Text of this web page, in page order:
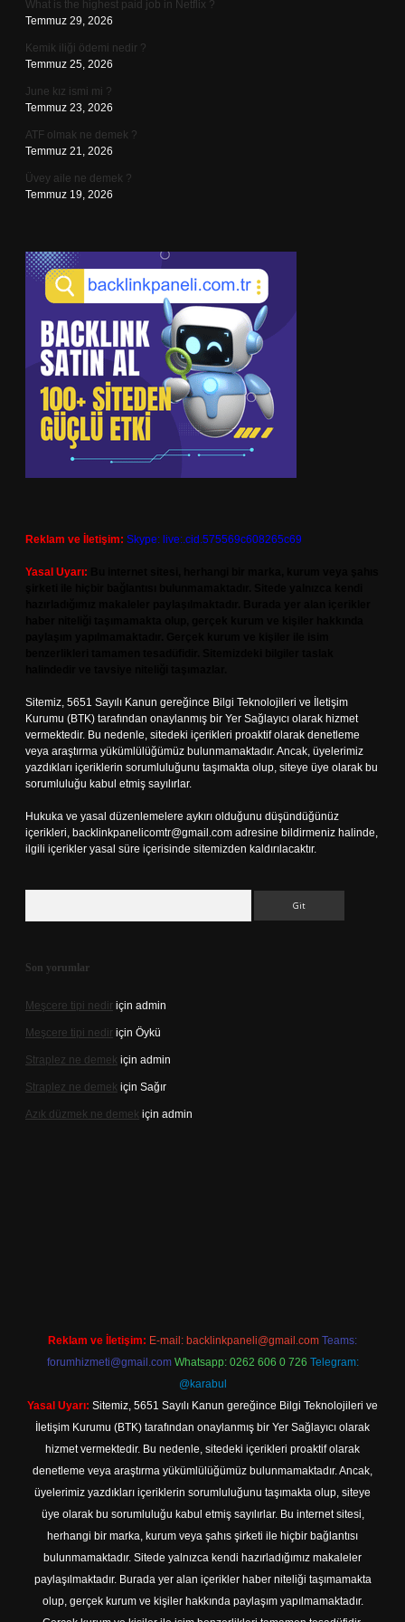
What is the highest paid job in Netflix ?
Temmuz 29, 2026
Kemik iliği ödemi nedir ?
Temmuz 25, 2026
June kız ismi mi ?
Temmuz 23, 2026
ATF olmak ne demek ?
Temmuz 21, 2026
Üvey aile ne demek ?
Temmuz 19, 2026
Reklam ve İletişim: Skype: live:.cid.575569c608265c69
Yasal Uyarı:
Sitemiz, 5651 Sayılı Kanun gereğince Bilgi Teknolojileri ve İletişim
Kurumu (BTK) tarafından onaylanmış bir Yer Sağlayıcı olarak hizmet
vermektedir. Bu nedenle, sitedeki içerikleri proaktif olarak denetleme
veya araştırma yükümlülüğümüz bulunmamaktadır. Ancak, üyelerimiz
yazdıkları içeriklerin sorumluluğunu taşımakta olup, siteye üye olarak bu
sorumluluğu kabul etmiş sayılırlar.
Hukuka ve yasal düzenlemelere aykırı olduğunu düşündüğünüz
içerikleri, backlinkpanelicomtr@gmail.com adresine bildirmeniz halinde,
ilgili içerikler yasal süre içerisinde sitemizden kaldırılacaktır.
Son yorumlar
Meşcere tipi nedir için admin
Meşcere tipi nedir için Öykü
Straplez ne demek için admin
Straplez ne demek için Sağır
Azık düzmek ne demek için admin
Reklam ve İletişim: E-mail: backlinkpaneli@gmail.com Teams:
forumhizmeti@gmail.com Whatsapp: 0262 606 0 726 Telegram:
@karabul
Yasal Uyarı: Sitemiz, 5651 Sayılı Kanun gereğince Bilgi Teknolojileri ve
İletişim Kurumu (BTK) tarafından onaylanmış bir Yer Sağlayıcı olarak
hizmet vermektedir. Bu nedenle, sitedeki içerikleri proaktif olarak
denetleme veya araştırma yükümlülüğümüz bulunmamaktadır. Ancak,
üyelerimiz yazdıkları içeriklerin sorumluluğunu taşımakta olup, siteye
üye olarak bu sorumluluğu kabul etmiş sayılırlar. Bu internet sitesi,
herhangi bir marka, kurum veya şahıs şirketi ile hiçbir bağlantısı
bulunmamaktadır. Sitede yalnızca kendi hazırladığımız makaleler
paylaşılmaktadır. Burada yer alan içerikler haber niteliği taşımamakta
olup, gerçek kurum ve kişiler hakkında paylaşım yapılmamaktadır.